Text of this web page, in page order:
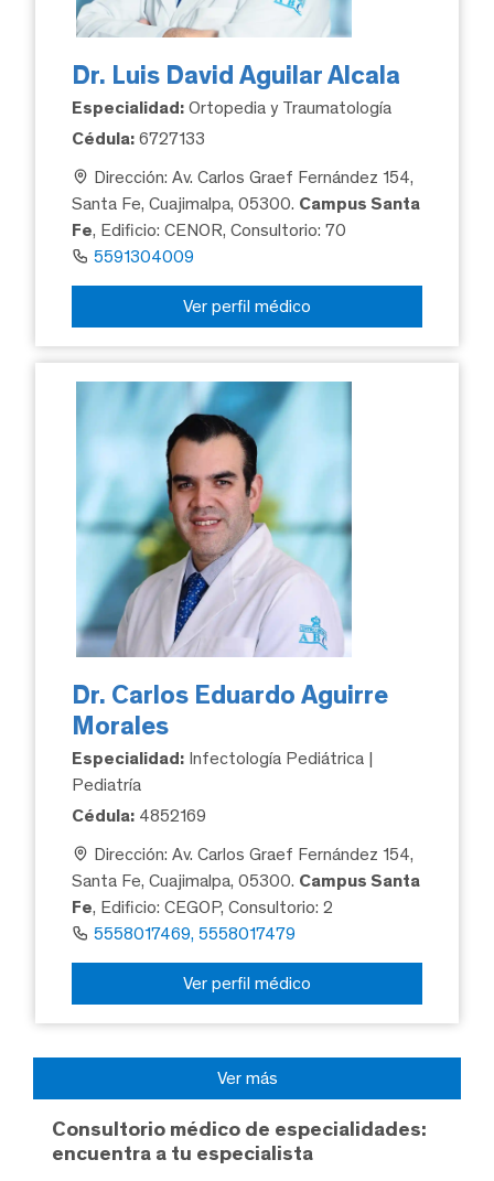
Dr. Luis David Aguilar Alcala
Especialidad: Ortopedia y Traumatología
Cédula: 6727133
Dirección: Av. Carlos Graef Fernández 154,
Santa Fe, Cuajimalpa, 05300. Campus Santa
Fe, Edificio: CENOR, Consultorio: 70
5591304009
Ver perfil médico
Dr. Carlos Eduardo Aguirre
Morales
Especialidad: Infectología Pediátrica |
Pediatría
Cédula: 4852169
Dirección: Av. Carlos Graef Fernández 154,
Santa Fe, Cuajimalpa, 05300. Campus Santa
Fe, Edificio: CEGOP, Consultorio: 2
5558017469, 5558017479
Ver perfil médico
Ver más
Consultorio médico de especialidades:
encuentra a tu especialista